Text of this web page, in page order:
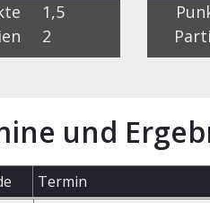
1,5
2
und
Termin